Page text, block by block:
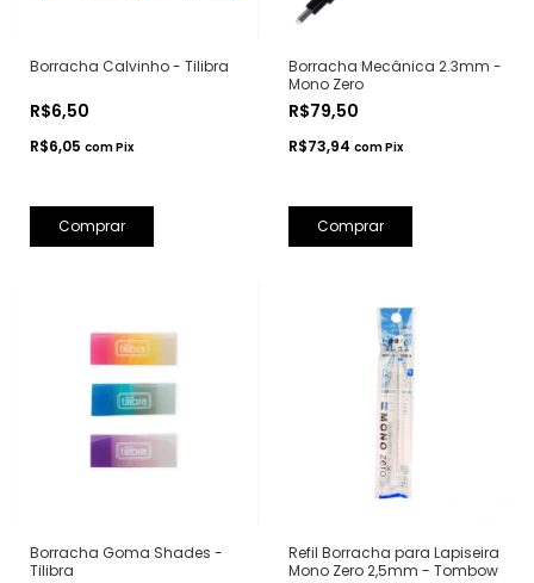
Borracha Calvinho - Tilibra
R$6,50
R$6,05 comPix
Comprar
Borracha Mecânica 2.3mm -
Mono Zero
R$79,50
R$73,94 comPix
Borracha Goma Shades -
Tilibra
Refil Borracha para Lapiseira
Mono Zero 2,5mm - Tombow